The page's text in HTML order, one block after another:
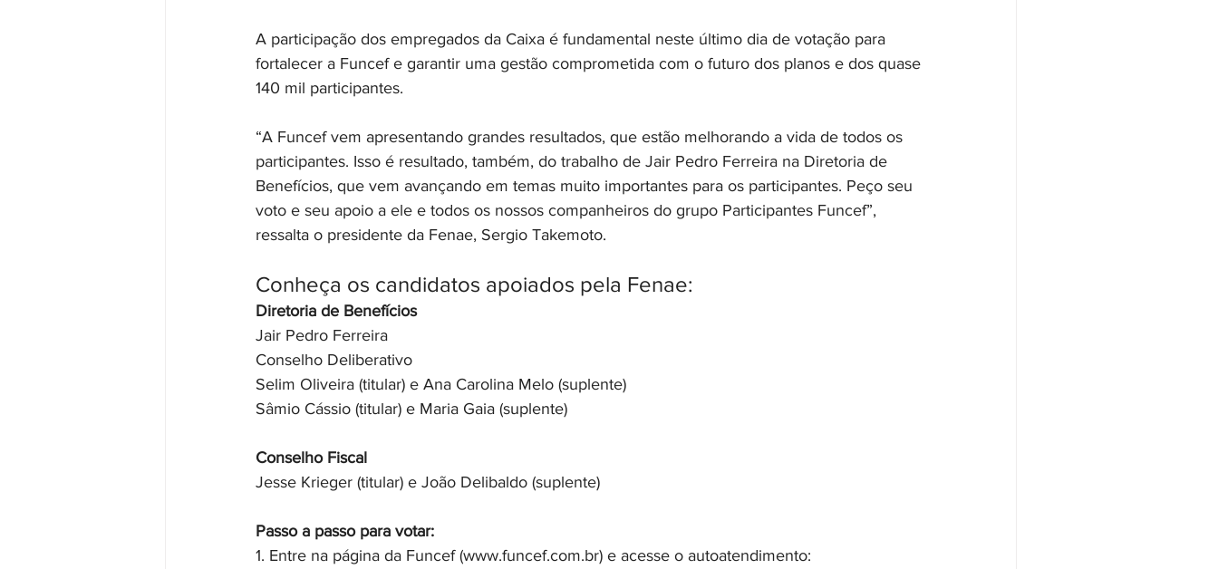
A participação dos empregados da Caixa é fundamental neste último dia de votação para
fortalecer a Funcef e garantir uma gestão comprometida com o futuro dos planos e dos quase
140 mil participantes.
“A Funcef vem apresentando grandes resultados, que estão melhorando a vida de todos os
participantes. Isso é resultado, também, do trabalho de Jair Pedro Ferreira na Diretoria de
Benefícios, que vem avançando em temas muito importantes para os participantes. Peço seu
voto e seu apoio a ele e todos os nossos companheiros do grupo Participantes Funcef”,
ressalta o presidente da Fenae, Sergio Takemoto.
Conheça os candidatos apoiados pela Fenae:
Diretoria de Benefícios
Jair Pedro Ferreira
Conselho Deliberativo
Selim Oliveira (titular) e Ana Carolina Melo (suplente)
Sâmio Cássio (titular) e Maria Gaia (suplente)
Conselho Fiscal
Jesse Krieger (titular) e João Delibaldo (suplente)
Passo a passo para votar:
1. Entre na página da Funcef (www.funcef.com.br) e acesse o autoatendimento: